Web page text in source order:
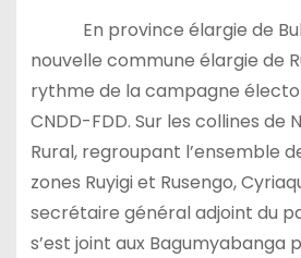
En province élargie de
nouvelle commune élargie de
rythme de la campagne
CNDD-FDD. Sur les collines de
Rural, regroupant l’ensemble
zones Ruyigi et Rusengo,
secrétaire général adjoint du
s’est joint aux Bagumyabanga